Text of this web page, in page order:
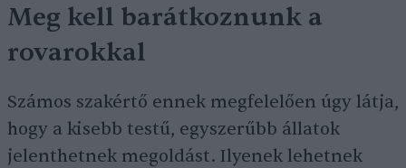
Meg kell barátkoznunk a
rovarokkal
Számos szakértő ennek megfelelően úgy látja,
hogy a kisebb testű, egyszerűbb állatok
jelenthetnek megoldást. Ilyenek lehetnek